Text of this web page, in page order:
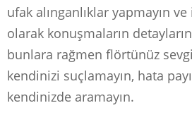
ufak alınganlıklar yapmayın
olarak konuşmaların
bunlara rağmen flörtünüz
kendinizi suçlamayın, hata
kendinizde aramayın.